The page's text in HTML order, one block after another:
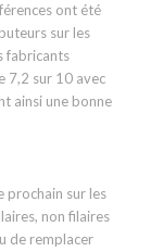
ont été
sur les
fabricants
7,2 sur 10 avec
ainsi une bonne
prochain sur les
non filaires
de remplacer